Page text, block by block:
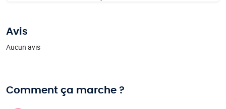
Avis
Aucun avis
Comment ça marche ?